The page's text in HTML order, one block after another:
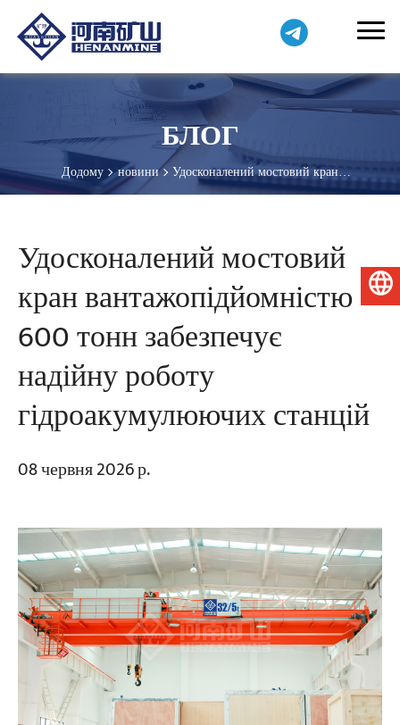
БЛОГ
Додому новини
Удосконалений мостовий кран
вантажопідйомністю 600 тонн забезпечує надійну роботу
Удосконалений мостовий
кран вантажопідйомністю
600 тонн забезпечує
надійну роботу
гідроакумулюючих станцій
08 червня 2026 р.
Українська